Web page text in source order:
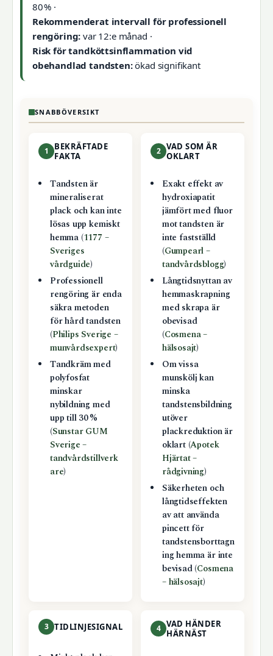
80 % ·
Rekommenderat intervall för professionell
rengöring: var 12:e månad ·
Risk för tandköttsinflammation vid
obehandlad tandsten:ökad signifikant
SNABBÖVERSIKT
1
BEKRÄFTADE
FAKTA
Tandsten är
mineraliserat
plack och kan inte
lösas upp kemiskt
hemma (1177 –
Sveriges
vårdguide)
Professionell
rengöring är enda
säkra metoden
för hård tandsten
(Philips Sverige –
munvårdsexpert)
Tandkräm med
polyfosfat
minskar
nybildning med
upp till 30 %
(Sunstar GUM
Sverige –
tandvårdstillverk
are)
2 VAD SOM ÄR
OKLART
Exakt effekt av
hydroxiapatit
jämfört med fluor
mot tandsten är
inte fastställd
(Gumpearl –
tandvårdsblogg)
Långtidsnyttan av
hemmaskrapning
med skrapa är
obevisad
(Cosmena –
hälsosajt)
Om vissa
munskölj kan
minska
tandstensbildning
utöver
plackreduktion är
oklart (Apotek
Hjärtat –
rådgivning)
Säkerheten och
långtidseffekten
av att använda
pincett för
tandstensborttagn
ing hemma är inte
bevisad (Cosmena
– hälsosajt)
3 TIDLINJESIGNAL 4 VAD HÄNDER
HÄRNÄST